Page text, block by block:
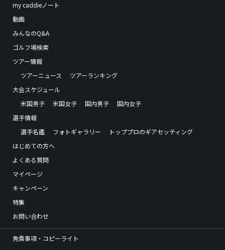
my caddieノート
動画
みんなのQ&A
ゴルフ場検索
ツアー情報
ツアーニュース
ツアーランキング
大会スケジュール
米国男子
米国女子 国内男子
国内女子
選手情報
選手名鑑
フォトギャラリー
トッププロのギアセッティング
はじめての方へ
よくある質問
マイページ
キャンペーン
特集
お問い合わせ
免責事項・コピーライト